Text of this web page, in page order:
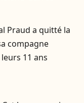
Praud a quitté la
compagne
11 ans